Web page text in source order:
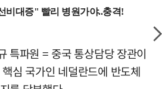
특파원 = 중국 통상담당 장관이
심 국가인 네덜란드에 반도체